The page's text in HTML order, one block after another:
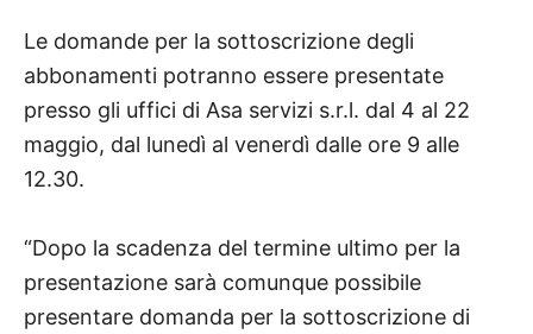
Le domande per la sottoscrizione degli
abbonamenti potranno essere presentate
presso gli uffici di Asa servizi s.r.l. dal 4 al 22
maggio, dal lunedì al venerdì dalle ore 9 alle
12.30.
“Dopo la scadenza del termine ultimo per la
presentazione sarà comunque possibile
presentare domanda per la sottoscrizione di